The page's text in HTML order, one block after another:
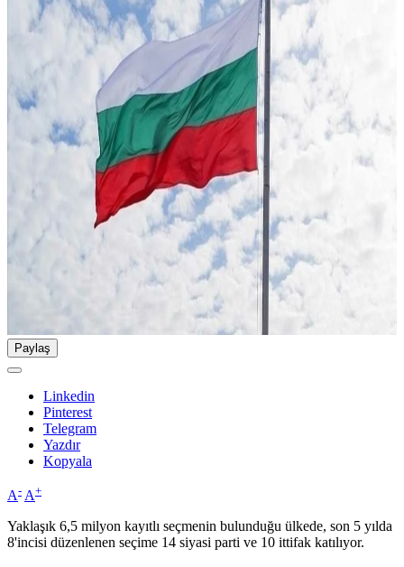
Paylaş
Linkedin
Pinterest
Telegram
Yazdır
Kopyala
A- A+
Yaklaşık 6,5 milyon kayıtlı seçmenin bulunduğu ülkede, son 5 yılda
8'incisi düzenlenen seçime 14 siyasi parti ve 10 ittifak katılıyor.